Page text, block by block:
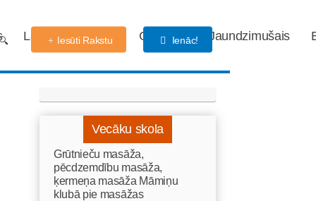
Labdarības fonds Gaidības Jaundzimušais
Iesūti Rakstu Ienāc!
Vecāku skola
Grūtnieču masāža,
pēcdzemdību masāža,
ķermeņa masāža Māmiņu
klubā pie masāžas